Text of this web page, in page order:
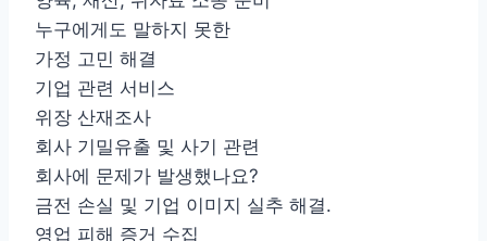
누구에게도 말하지 못한
가정 고민 해결
기업 관련 서비스
위장 산재조사
회사 기밀유출 및 사기 관련
회사에 문제가 발생했나요?
금전 손실 및 기업 이미지 실추 해결.
영업 피해 증거 수집